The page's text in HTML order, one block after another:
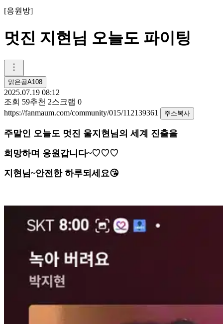
[응원방]
멋진 지현님 오늘도 파이팅
맑은곰A108
2025.07.19 08:12
조회 59추천 2스크랩 0
https://fanmaum.com/community/015/112139361
주소복사
주말인 오늘도 멋진 울지현님의 세계 진출을
희망하며 응원갑니다~♡♡♡
지현님~안전한 하루되세요😘